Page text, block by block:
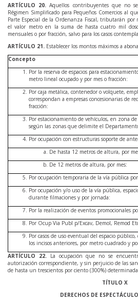
ARTÍCULO 20.Aquellos contribuyentes que no
Régimen Simplificado para Pequeños Comercios al
Parte Especial de la Ordenanza Fiscal, tributarán por
el valor metro en la suma de hasta cuatro mil
mensuales o por fracción, salvo para los casos
ARTÍCULO 21. Establecer los montos máximos a
Concepto
Por la reserva de espacios para
metro lineal ocupado y por mes o fracción:
Por caja metálica, contenedor o volquete,
correspondan a empresas concesionarias de
fracción:
Por estacionamiento de vehículos, en zona
según las zonas que delimite el
Por ocupación con estructuras soporte de
De hasta 12 metros de altura, por
De 12 metros de altura, por mes:
Por ocupación temporaria de la vía pública
Por ocupación y/o uso de la vía pública,
durante filmaciones y por jornada:
Por la realización de eventos promocionales
Por Ocup Via Publ p/Excav, Demol, Remod
Por casos de uso eventual del espacio
los incisos anteriores, por metro cuadrado y
ARTÍCULO 22. La ocupación que no se
autorización correspondiente, y sin perjuicio de las
de hasta un trescientos por ciento (300%)
TÍTULO X
DERECHOS DE